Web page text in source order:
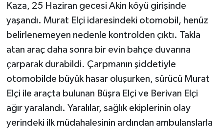
Kaza, 25 Haziran gecesi Akin köyü girişinde
yaşandı. Murat Elçi idaresindeki otomobil, henüz
belirlenemeyen nedenle kontrolden çıktı. Takla
atan araç daha sonra bir evin bahçe duvarına
çarparak durabildi. Çarpmanın şiddetiyle
otomobilde büyük hasar oluşurken, sürücü Murat
Elçi ile araçta bulunan Büşra Elçi ve Berivan Elçi
ağır yaralandı. Yaralılar, sağlık ekiplerinin olay
yerindeki ilk müdahalesinin ardından ambulanslarla